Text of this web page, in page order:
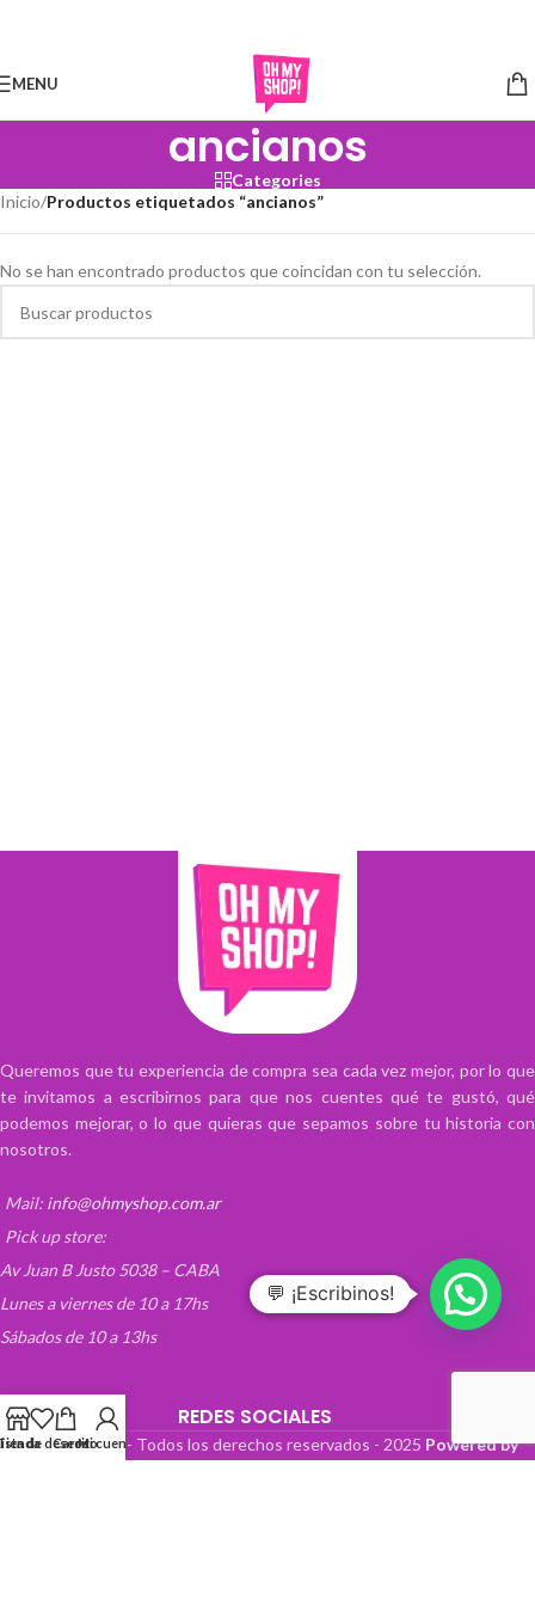
MENU
ancianos
Categories
Inicio/Productos etiquetados “ancianos”
No se han encontrado productos que coincidan con tu selección.
Queremos que tu experiencia de compra sea cada vez mejor, por lo que
te invitamos a escribirnos para que nos cuentes qué te gustó, qué
podemos mejorar, o lo que quieras que sepamos sobre tu historia con
nosotros.
Mail: info@ohmyshop.com.ar
Pick up store:
Av Juan B Justo 5038 – CABA
Lunes a viernes de 10 a 17hs
Sábados de 10 a 13hs
REDES SOCIALES
OhMyTienda! - Todos los derechos reservados - 2025 Powered by
de deseos
CarritoMi cuenta
💬 ¡Escribinos!